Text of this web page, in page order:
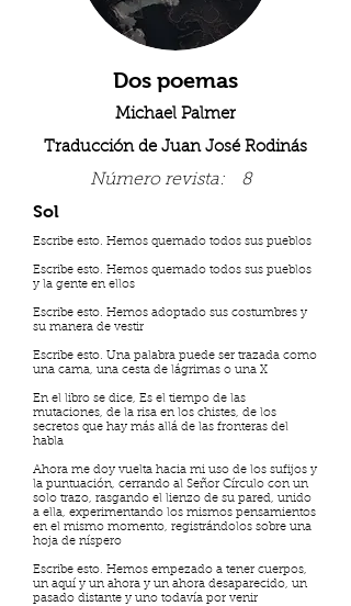
Dos poemas
Michael Palmer
Traducción de Juan José Rodinás
Número revista: 8
Sol
Escribe esto. Hemos quemado todos sus pueblos
Escribe esto. Hemos quemado todos sus pueblos
y la gente en ellos
Escribe esto. Hemos adoptado sus costumbres y
su manera de vestir
Escribe esto. Una palabra puede ser trazada como
una cama, una cesta de lágrimas o una X
En el libro se dice, Es el tiempo de las
mutaciones, de la risa en los chistes, de los
secretos que hay más allá de las fronteras del
habla
Ahora me doy vuelta hacia mi uso de los sufijos y
la puntuación, cerrando al Señor Círculo con un
solo trazo, rasgando el lienzo de su pared, unido
a ella, experimentando los mismos pensamientos
en el mismo momento, registrándolos sobre una
hoja de níspero
Escribe esto. Hemos empezado a tener cuerpos,
un aquí y un ahora y un ahora desaparecido, un
pasado distante y uno todavía por venir